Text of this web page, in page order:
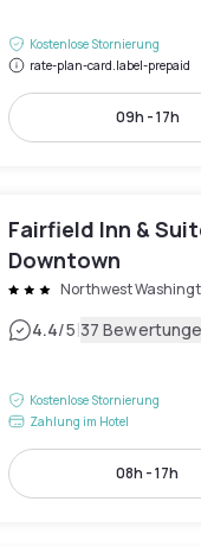
Kostenlose Stornierung
rate-plan-card.label-prepaid
09h - 17h
Fairfield Inn &
Downtown
Northwest
4.4/5|37
Kostenlose Stornierung
Zahlung im Hotel
08h - 17h